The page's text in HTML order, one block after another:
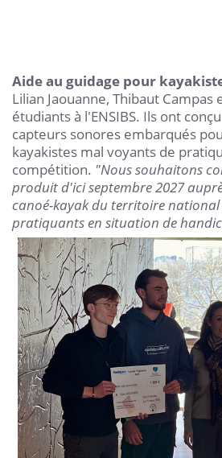
Aide au guidage pour
Lilian Jaouanne, Thibaut Campas
étudiants à l'ENSIBS. Ils ont
capteurs sonores embarqués
kayakistes mal voyants de
compétition. "Nous souhaitons
produit d'ici septembre 2027
canoé-kayak du territoire
pratiquants en situation de